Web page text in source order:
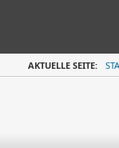
AKTUELLE SEITE: